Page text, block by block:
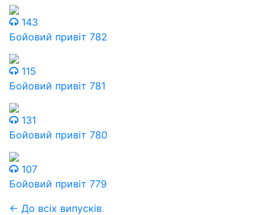
143
Бойовий привіт 782
115
Бойовий привіт 781
131
Бойовий привіт 780
107
Бойовий привіт 779
← До всіх випусків